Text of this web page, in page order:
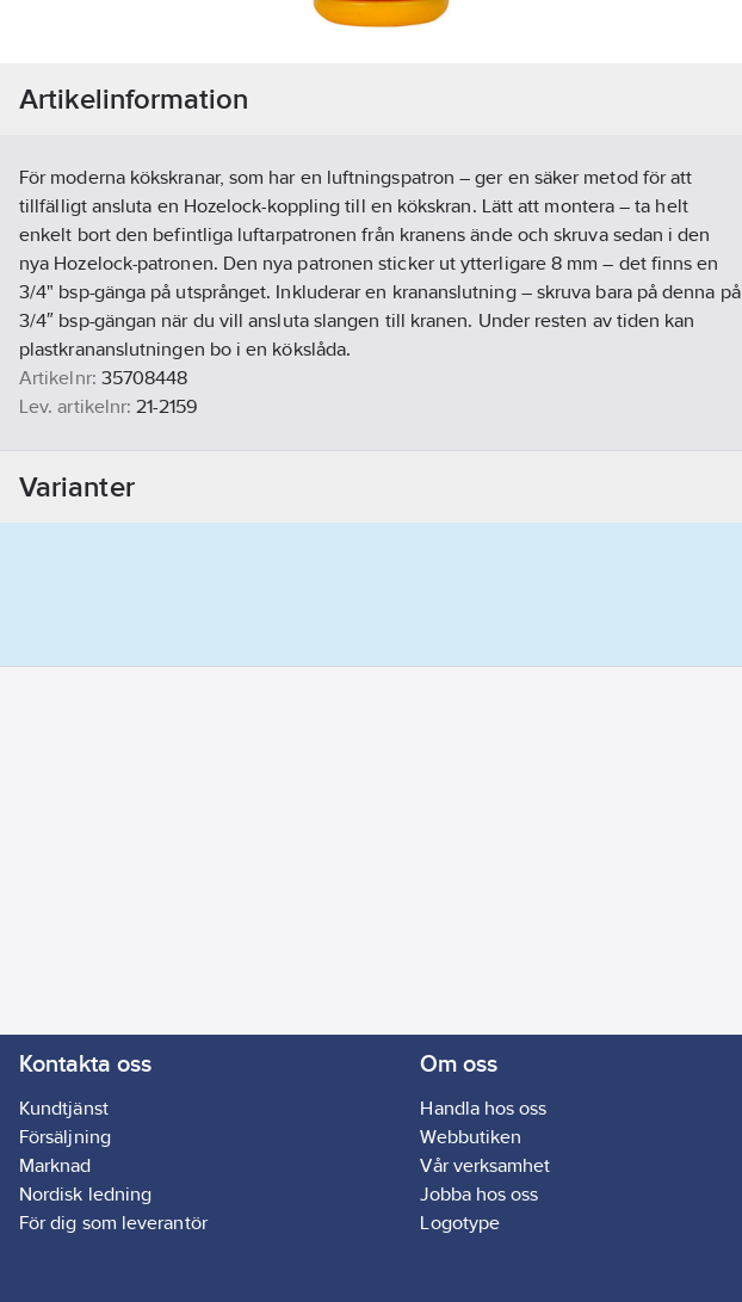
Artikelinformation
För moderna kökskranar, som har en luftningspatron – ger en säker metod för att
tillfälligt ansluta en Hozelock-koppling till en kökskran. Lätt att montera – ta helt
enkelt bort den befintliga luftarpatronen från kranens ände och skruva sedan i den
nya Hozelock-patronen. Den nya patronen sticker ut ytterligare 8 mm – det finns en
3/4" bsp-gänga på utsprånget. Inkluderar en krananslutning – skruva bara på denna på
3/4″ bsp-gängan när du vill ansluta slangen till kranen. Under resten av tiden kan
plastkrananslutningen bo i en kökslåda.
Artikelnr: 35708448
Lev. artikelnr: 21-2159
Varianter
Kontakta oss
Kundtjänst
Försäljning
Marknad
Nordisk ledning
För dig som leverantör
Om oss
Handla hos oss
Webbutiken
Vår verksamhet
Jobba hos oss
Logotype